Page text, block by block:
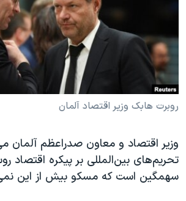
حقوق شهروندی
اقتصادی
علم و فناوری
اسرائیل در جنگ
آرشیو پخش زنده
انتخابات ریاست جمهوری آمریکا ۲۰۲۴
حمله جمهوری اسلامی به اسرائیل
رمز مهسا
ورزش زنان در ایران
مجموعه مستندهای دادخواهی
تریبونال مردمی آبان ۹۸
زبانهای مختلف
روبرت هابک وزیر اقتصاد آلمان
وزیر اقتصاد و معاون صدراعظم آلمان
تحریم‌های بین‌المللی بر پیکره اقتصاد
سهمگین است که مسکو بیش از این